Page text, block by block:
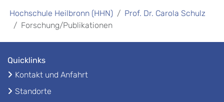
Hochschule Heilbronn (HHN)
Prof. Dr. Carola Schulz
Forschung/Publikationen
Quicklinks
Kontakt und Anfahrt
Standorte